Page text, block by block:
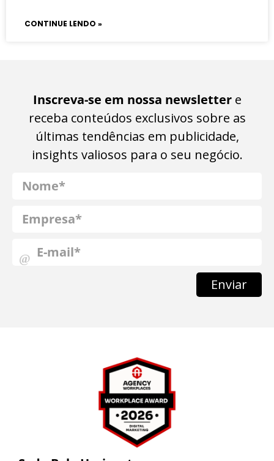
CONTINUE LENDO »
Inscreva-se em nossa newslettere
receba conteúdos exclusivos sobre as
últimas tendências em publicidade,
insights valiosos para o seu negócio.
Enviar